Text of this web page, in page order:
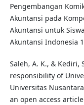
Pengembangan
Akuntansi pada
Akuntansi untuk
Akuntansi Indonesia
Saleh, A. K., & Kediri,
responsibility of
Universitas
an open access